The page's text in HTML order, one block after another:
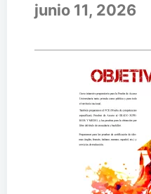
junio 11, 2026